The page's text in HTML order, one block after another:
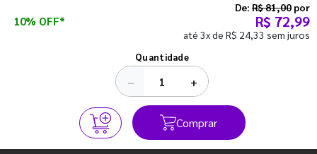
10% OFF*
De: R$ 81,00 por
R$ 72,99
até 3x de R$ 24,33 sem juros
Quantidade
− +
Comprar